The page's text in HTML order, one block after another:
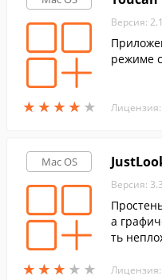
★ ★ ★ ★ ★
★ ★ ★ ★ ★
Версия:
режиме
Лицензия:
Mac OS
★ ★ ★ ★ ★
★ ★ ★ ★ ★
Версия:
а
ть
Лицензия: